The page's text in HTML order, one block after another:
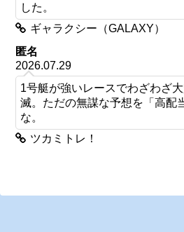
した。
ギャラクシー（GALAXY）
匿名
2026.07.29
1号艇が強いレースでわざわざ
滅。ただの無謀な予想を「高配
な。
ツカミトレ！